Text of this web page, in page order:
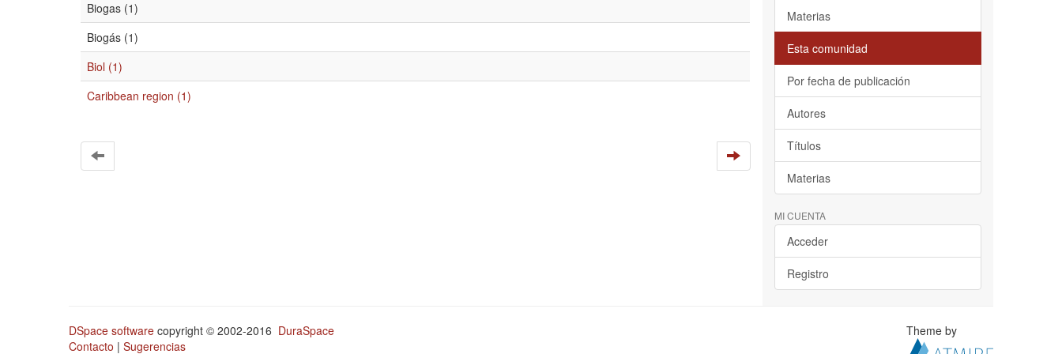
Biogas (1)
Biogás (1)
Biol (1)
Caribbean region (1)
Materias
Esta comunidad
Por fecha de publicación
Autores
Títulos
Materias
MI CUENTA
Acceder
Registro
DSpace software copyright © 2002-2016 DuraSpace
Contacto | Sugerencias
Theme by